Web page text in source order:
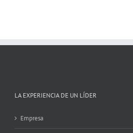
LA EXPERIENCIA DE UN LÍDER
Empresa